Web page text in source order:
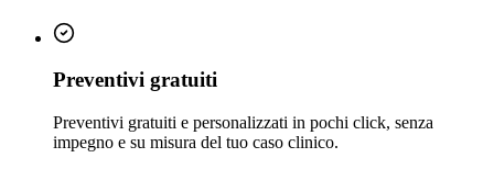
Preventivi gratuiti
Preventivi gratuiti e personalizzati in pochi click, senza
impegno e su misura del tuo caso clinico.